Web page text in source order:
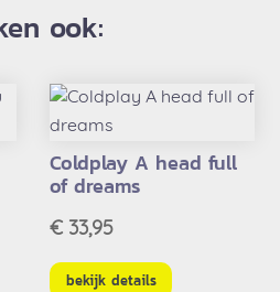
ook:
Coldplay A head full
of dreams
€33,95
bekijk details